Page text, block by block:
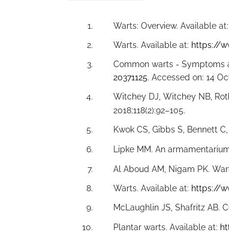
Warts: Overview. Available at:
Warts. Available at: https://
Common warts - Symptoms
20371125. Accessed on: 14
Witchey DJ, Witchey NB,
2018;118(2):92–105.
Kwok CS, Gibbs S, Bennett C,
Lipke MM. An
Al Aboud AM, Nigam PK.
Warts. Available at: https://
McLaughlin JS, Shafritz AB.
Plantar warts. Available at: